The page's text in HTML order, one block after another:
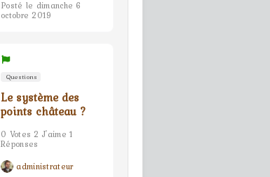
Posté le dimanche 6
octobre 2019
Questions
Le système des
points château ?
0 Votes 2 J'aime 1
Réponses
administrateur